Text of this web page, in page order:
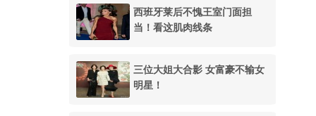
西班牙莱后不愧王室门面担
当！看这肌肉线条
三位大姐大合影 女富豪不输女
明星！